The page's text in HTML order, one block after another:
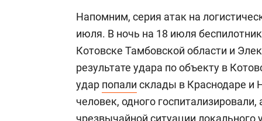
Напомним, серия атак на
июля. В ночь на 18 июля
Котовске Тамбовской области и
результате удара по объекту в
удар попали склады в Краснодаре и
человек, одного
чрезвычайной ситуации локального